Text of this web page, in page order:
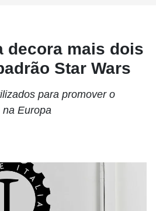
decora mais dois
Star Wars
para promover o
Europa